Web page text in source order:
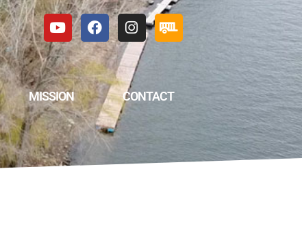
MISSION CONTACT